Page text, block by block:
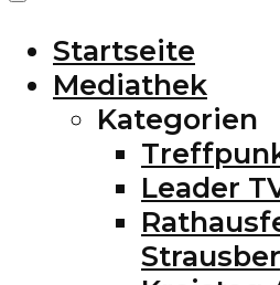
Startseite
Mediathek
Kategorien
Leader